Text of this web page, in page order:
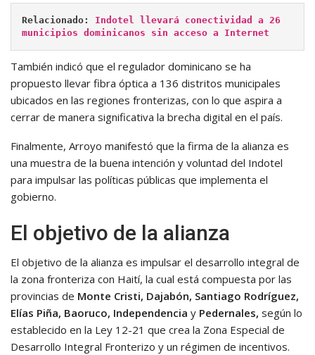
Relacionado: Indotel llevará conectividad a 26
municipios dominicanos sin acceso a Internet
También indicó que el regulador dominicano se ha
propuesto llevar fibra óptica a 136 distritos municipales
ubicados en las regiones fronterizas, con lo que aspira a
cerrar de manera significativa la brecha digital en el país.
Finalmente, Arroyo manifestó que la firma de la alianza es
una muestra de la buena intención y voluntad del Indotel
para impulsar las políticas públicas que implementa el
gobierno.
El objetivo de la alianza
El objetivo de la alianza es impulsar el desarrollo integral de
la zona fronteriza con Haití, la cual está compuesta por las
provincias de Monte Cristi, Dajabón, Santiago Rodríguez,
Elías Piña, Baoruco, Independencia y Pedernales, según lo
establecido en la Ley 12-21 que crea la Zona Especial de
Desarrollo Integral Fronterizo y un régimen de incentivos.